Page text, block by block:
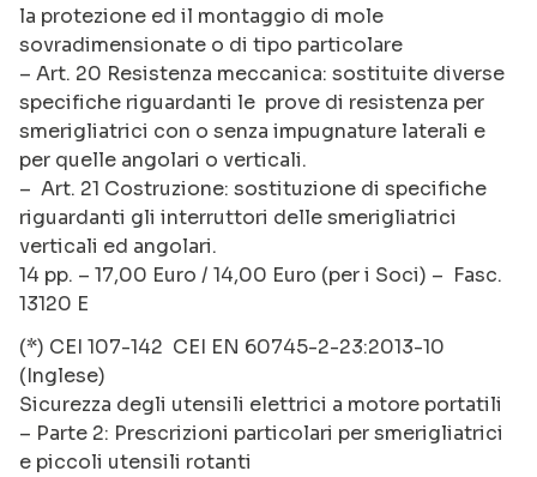
la protezione ed il montaggio di mole
sovradimensionate o di tipo particolare
– Art. 20 Resistenza meccanica: sostituite diverse
specifiche riguardanti le prove di resistenza per
smerigliatrici con o senza impugnature laterali e
per quelle angolari o verticali.
– Art. 21 Costruzione: sostituzione di specifiche
riguardanti gli interruttori delle smerigliatrici
verticali ed angolari.
14 pp. – 17,00 Euro / 14,00 Euro (per i Soci) – Fasc.
13120 E
(*) CEI 107-142 CEI EN 60745-2-23:2013-10
(Inglese)
Sicurezza degli utensili elettrici a motore portatili
– Parte 2: Prescrizioni particolari per smerigliatrici
e piccoli utensili rotanti